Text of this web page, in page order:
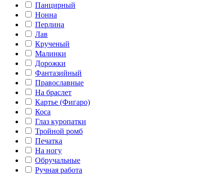
Панцирный
Нонна
Перлина
Лав
Крученый
Малинки
Дорожки
Фантазийный
Православные
На браслет
Картье (Фигаро)
Коса
Глаз куропатки
Тройной ромб
Печатка
На ногу
Обручальные
Ручная работа